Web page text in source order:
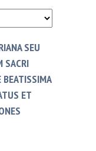
SEU
SACRI
BEATISSIMA
ET